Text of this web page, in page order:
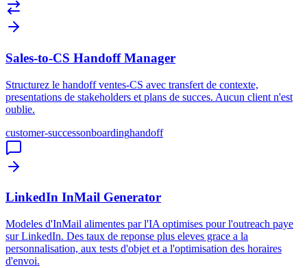
Sales-to-CS Handoff Manager
Structurez le handoff ventes-CS avec transfert de contexte,
presentations de stakeholders et plans de succes. Aucun client n'est
oublie.
customer-successonboardinghandoff
LinkedIn InMail Generator
Modeles d'InMail alimentes par l'IA optimises pour l'outreach paye
sur LinkedIn. Des taux de reponse plus eleves grace a la
personnalisation, aux tests d'objet et a l'optimisation des horaires
d'envoi.